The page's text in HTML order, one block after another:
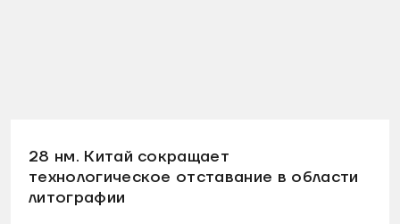
28 нм. Китай сокращает
технологическое отставание в области
литографии